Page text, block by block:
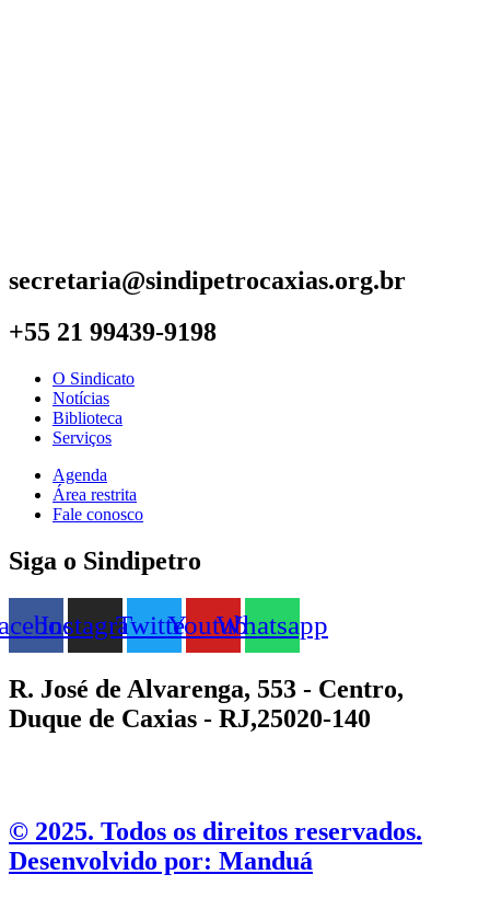
secretaria@sindipetrocaxias.org.br
+55 21 99439-9198
O Sindicato
Notícias
Biblioteca
Serviços
Agenda
Área restrita
Fale conosco
Siga o Sindipetro
InstagramTwitterYoutubeWhatsapp
R. José de Alvarenga, 553 - Centro,
Duque de Caxias - RJ,25020-140
©️ 2025. Todos os direitos reservados.
Desenvolvido por: Manduá